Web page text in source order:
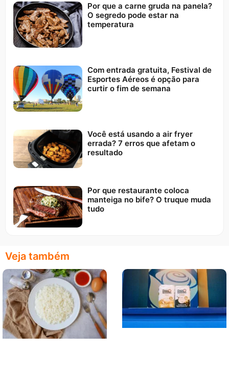
Por que a carne gruda na panela?
O segredo pode estar na
temperatura
Com entrada gratuita, Festival de
Esportes Aéreos é opção para
curtir o fim de semana
Você está usando a air fryer
errada? 7 erros que afetam o
resultado
Por que restaurante coloca
manteiga no bife? O truque muda
tudo
Veja também